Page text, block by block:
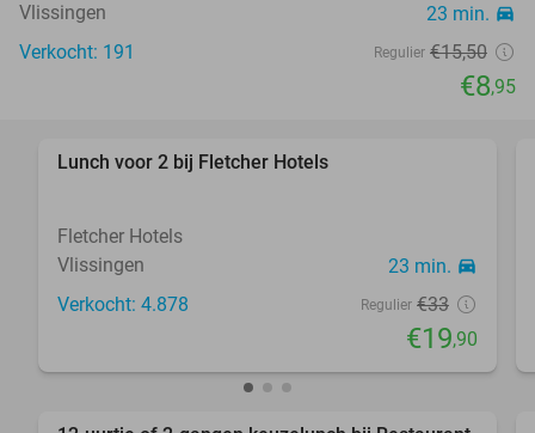
Vlissingen 23 min. directions_car
Verkocht: 191 Regulier €15,50
€8,95
Lunch voor 2 bij Fletcher Hotels
Fletcher Hotels
Vlissingen
23 min. directions_car
Verkocht: 4.878 Regulier €33
€19,90